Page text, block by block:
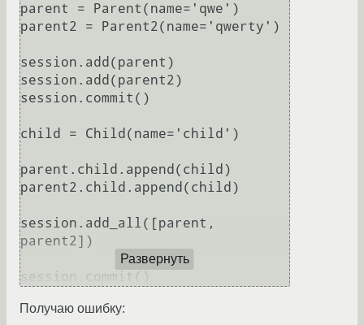
parent = Parent(name='qwe')
parent2 = Parent2(name='qwerty')
session.add(parent)
session.add(parent2)
session.commit()
child = Child(name='child')
parent.child.append(child)
parent2.child.append(child)
session.add_all([parent,
parent2])
Развернуть
Получаю ошибку: